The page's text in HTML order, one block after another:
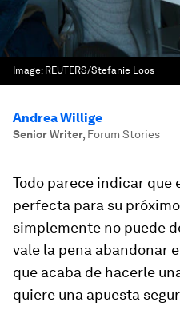
Image: REUTERS/Stefanie Loos
Andrea Willige
Senior Writer, Forum Stories
Todo parece indicar que
perfecta para su
simplemente no puede
vale la pena abandonar
que acaba de hacerle
quiere una apuesta